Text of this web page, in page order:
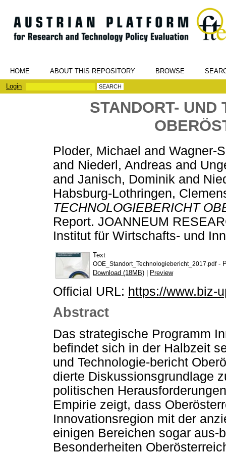
HOME ABOUT THIS REPOSITORY BROWSE
Login
STANDORT- UND
Ploder, Michael and Wagner-
and Niederl, Andreas and
and Janisch, Dominik and
Habsburg-Lothringen,
TECHNOLOGIEBERICHT
Report. JOANNEUM
Institut für Wirtschafts- und
Text
OOE_Standort_Technologiebericht_2017.pdf-
Download (18MB) | Preview
Official URL: https://www.biz-
Abstract
Das strategische Programm
befindet sich in der Halbzeit
und Technologie-bericht
dierte Diskussionsgrundlage
politischen
Empirie zeigt, dass
Innovationsregion mit der
einigen Bereichen sogar aus-
Besonderheiten